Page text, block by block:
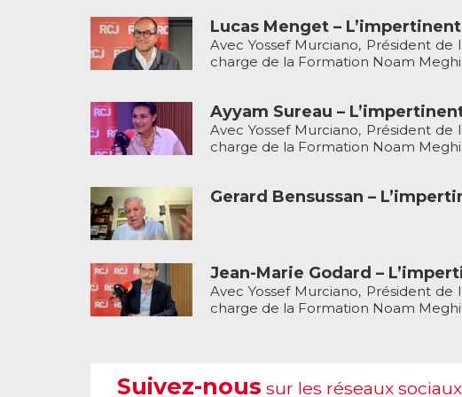
Lucas Menget –
Avec Yossef Murciano, Président de
charge de la Formation Noam
Ayyam Sureau –
Avec Yossef Murciano, Président de
charge de la Formation Noam
Gerard Bensussan –
Jean-Marie Godard –
Avec Yossef Murciano, Président de
charge de la Formation Noam
Suivez-nous sur les réseaux sociaux